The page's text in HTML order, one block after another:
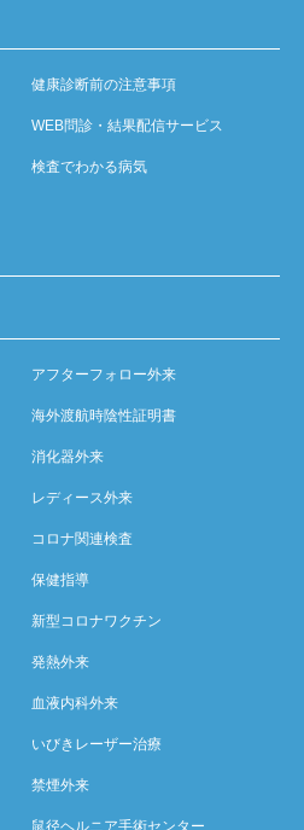
健康診断前の注意事項
WEB問診・結果配信サービス
検査でわかる病気
アフターフォロー外来
海外渡航時陰性証明書
消化器外来
レディース外来
コロナ関連検査
保健指導
新型コロナワクチン
発熱外来
血液内科外来
いびきレーザー治療
禁煙外来
鼠径ヘルニア手術センター